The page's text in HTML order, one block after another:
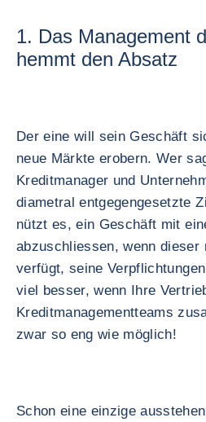
1. Das Management
hemmt den Absatz
Der eine will sein Geschäft
neue Märkte erobern. Wer
Kreditmanager und
diametral entgegengesetzte
nützt es, ein Geschäft mit
abzuschliessen, wenn dieser
verfügt, seine
viel besser, wenn Ihre
Kreditmanagementteams
zwar so eng wie möglich!
Schon eine einzige